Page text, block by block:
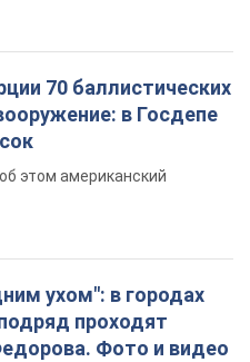
70 баллистических
в Госдепе
этом американский
ухом": в городах
проходят
Фото и видео